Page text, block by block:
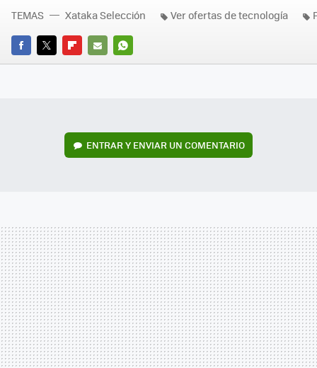
FACEBOOK
TWITTERFLIPBOARD
E-
WHATSAPP
TEMAS Xataka Selección Ver ofertas de tecnología
ENTRAR Y ENVIAR UN COMENTARIO